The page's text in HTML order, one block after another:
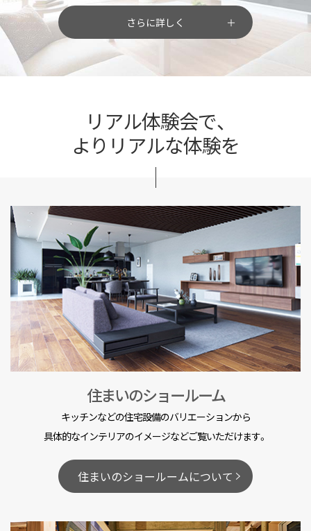
さらに詳しく
リアル体験会で、
よりリアルな体験を
住まいのショールーム
キッチンなどの住宅設備のバリエーションから
具体的なインテリアのイメージなどご覧いただけます。
住まいのショールームについて